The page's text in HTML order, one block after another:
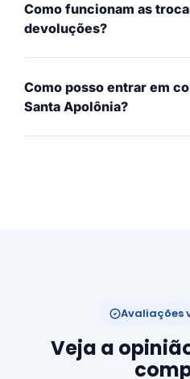
Como funcionam as
devoluções?
Como posso entrar em
Santa Apolônia?
Avaliações
Veja a